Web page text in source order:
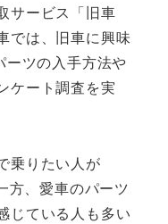
サービス「旧車
では、旧車に興味
ツの入手方法や
ケート調査を実
乗りたい人が
方、愛車のパーツ
じている人も多い